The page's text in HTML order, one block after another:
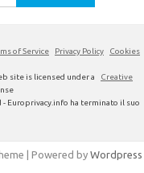
of Service Privacy Policy
Cookies
site is licensed under a
Creative
Europrivacy.info ha terminato il suo
| Powered by Wordpress